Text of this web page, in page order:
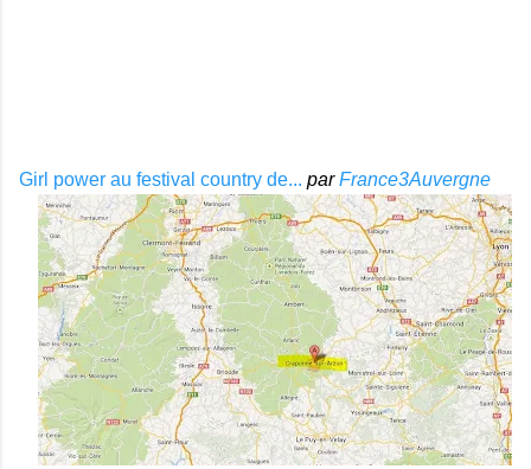
Girl power au festival country de... parFrance3Auvergne